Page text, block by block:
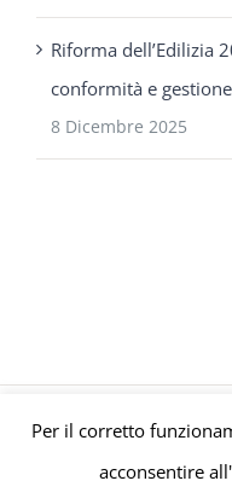
Riforma dell’Edilizia
conformità e
8 Dicembre 2025
© Gruppo Polaris P.IVA
Cookie Policy |
Per il corretto
acconsentire